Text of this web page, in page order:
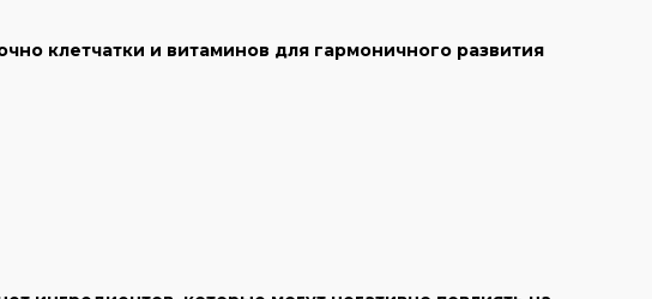
клетчатки и витаминов для гармоничного развития